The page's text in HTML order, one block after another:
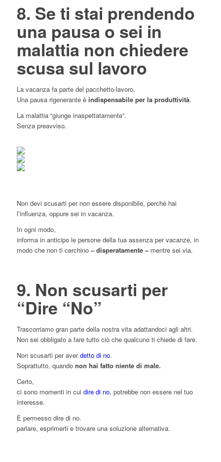
8. Se ti stai prendendo
una pausa o sei in
malattia non chiedere
scusa sul lavoro
La vacanza fa parte del pacchetto-lavoro.
Una pausa rigenerante è indispensabile per la produttività.
La malattia “giunge inaspettatamente”.
Senza preavviso.
Non devi scusarti per non essere disponibile, perché hai
l’influenza, oppure sei in vacanza.
In ogni modo,
informa in anticipo le persone della tua assenza per vacanze, in
modo che non ti cerchino – disperatamente –mentre sei via.
9. Non scusarti per
“Dire “No”
Trascorriamo gran parte della nostra vita adattandoci agli altri.
Non sei obbligato a fare tutto ciò che qualcuno ti chiede di fare.
Non scusarti per averdetto di no.
Soprattutto, quando non hai fatto niente di male.
Certo,
ci sono momenti in cui dire di no, potrebbe non essere nel tuo
interesse.
È permesso dire di no.
parlare, esprimerti e trovare una soluzione alternativa.